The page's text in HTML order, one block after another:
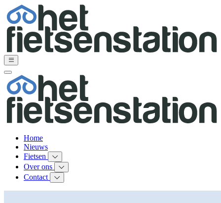
Home
Nieuws
Fietsen
Over ons
Contact